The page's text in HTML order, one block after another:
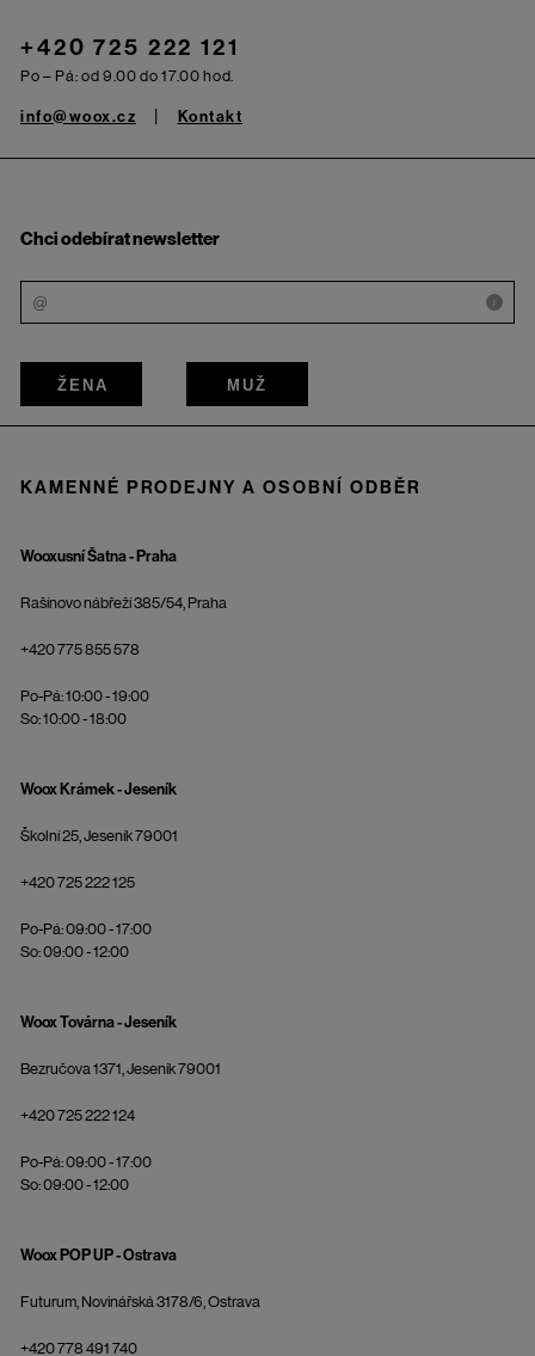
+420 725 222 121
Po – Pá: od 9.00 do 17.00 hod.
info@woox.cz Kontakt
Chci odebírat newsletter
i
ŽENA MUŽ
KAMENNÉ PRODEJNY A OSOBNÍ ODBĚR
Wooxusní Šatna - Praha
Rašínovo nábřeží 385/54, Praha
+420 775 855 578
Po-Pá: 10:00 - 19:00
So: 10:00 - 18:00
Woox Krámek - Jeseník
Školní 25, Jeseník 79001
+420 725 222 125
Po-Pá: 09:00 - 17:00
So: 09:00 - 12:00
Woox Továrna - Jeseník
Bezručova 1371, Jeseník 79001
+420 725 222 124
Po-Pá: 09:00 - 17:00
So: 09:00 - 12:00
Woox POP UP - Ostrava
Futurum, Novinářská 3178/6, Ostrava
+420 778 491 740